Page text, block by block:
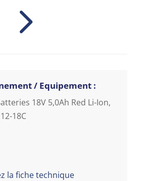
5
/ Equipement :
18V 5,0Ah Red Li-Ion,
18C
la fiche technique